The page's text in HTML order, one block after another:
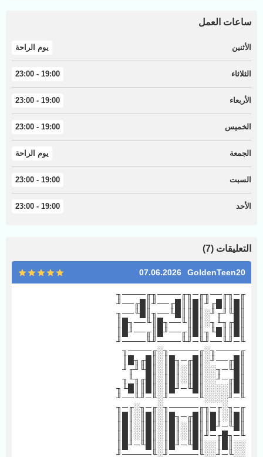
ساعات العمل
الأثنين يوم الراحة
الثلاثاء 19:00 - 23:00
الأربعاء 19:00 - 23:00
الخميس 19:00 - 23:00
الجمعة يوم الراحة
السبت 19:00 - 23:00
الأحد 19:00 - 23:00
التعليقات (7)
GoldenTeen20
07.06.2026
╓─╖╓──╖╓─╖╓────╖╓────╖
║█║║█╓╜║█║║█╓──╜║█╓──╜
║█╙╜╓╜░║█║║█╙──╖║█╙──╖
║█╓╖╙╖░║█║╙──╖█║╙──╖█║
║█║║█╙╖║█║╓──╜█║╓──╜█║
╙─╜╙──╜╙─╜╙────╜╙────╜
╓────╖░╓─────╖░╓────╖
║█╓──╜░║█╓─╖█║░║█╓╖█║
║█╙─╖░░║█║░║█║░║█╙╜╓╜
║█╓─╜░░║█║░║█║░║█╓╖╙╖
║█║░░░░║█╙─╜█║░║█║║█╙╖
╙─╜░░░░╙─────╜░╙─╜╙──╜
╓─╖░╓─╖╓─────╖░╓─╖░╓─╖
║█║░║█║║█╓─╖█║░║█║░║█║
║█╙─╜█║║█║░║█║░║█║░║█║
╙─╖█╓─╜║█║░║█║░║█║░║█║
░░║█║░░║█╙─╜█║░║█╙─╜█║
░░╙─╜░░╙─────╜░╙─────╜